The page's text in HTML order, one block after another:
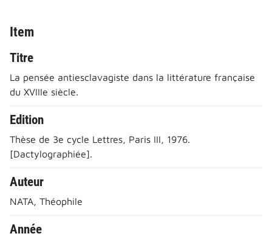
Item
Titre
La pensée antiesclavagiste dans la littérature française
du XVIIIe siècle.
Edition
Thèse de 3e cycle Lettres, Paris III, 1976.
[Dactylographiée].
Auteur
NATA, Théophile
Année